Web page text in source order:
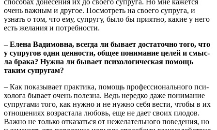
спо­со­бах доне­се­ния их до сво­е­го супру­га. Но мне кажет­ся
очень важ­ным и дру­гое. Посмот­реть на сво­е­го супру­га, и
узнать о том, что ему, супру­гу, было бы при­ят­но, какие у него
есть жела­ния и потребности.
– Еле­на Вади­мов­на, все­гда ли быва­ет доста­точ­но того, что
у супру­гов одни цен­но­сти, общее пони­ма­ние целей и смыс­
ла бра­ка? Нуж­на ли быва­ет пси­хо­ло­ги­че­ская помощь
таким супругам?
– Как пока­зы­ва­ет прак­ти­ка, помощь про­фес­си­о­наль­но­го пси­
хо­ло­га быва­ет очень полез­на. Ведь неред­ко даже пони­ма­ние
супру­га­ми того, как нуж­но и не нуж­но себя вести, что­бы в их
отно­ше­ни­ях воз­рас­та­ла любовь, еще не дает сво­их пло­дов.
Важ­но не толь­ко отка­зать­ся от неже­ла­тель­но­го пове­де­ния, но